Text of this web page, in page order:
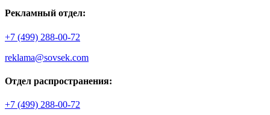
Рекламный отдел:
+7 (499) 288-00-72
reklama@sovsek.com
Отдел распространения:
+7 (499) 288-00-72